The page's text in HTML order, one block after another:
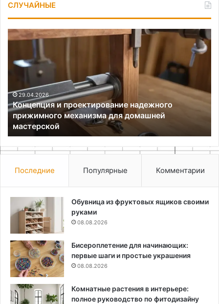
СЛУЧАЙНЫЕ
Концепция
проектирование
надежного
прижимного
механизма
для
домашней
мастерской
29.04.2026
Концепция и проектирование надежного
прижимного механизма для домашней
мастерской
Последние Популярные Комментарии
Обувница из фруктовых ящиков своими
руками
08.08.2026
Бисероплетение для начинающих:
первые шаги и простые украшения
08.08.2026
Комнатные растения в интерьере:
полное руководство по фитодизайну